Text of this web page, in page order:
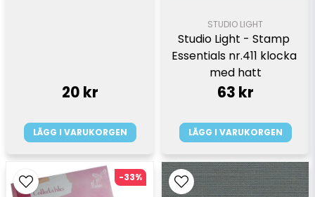
20 kr
LÄGG I VARUKORGEN
STUDIO LIGHT
Studio Light - Stamp
Essentials nr.411 klocka
med hatt
63 kr
LÄGG I VARUKORGEN
-33%